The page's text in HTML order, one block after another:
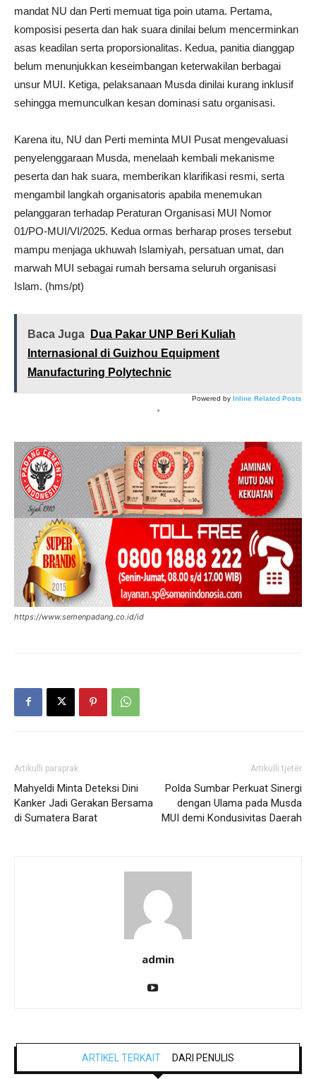
mandat NU dan Perti memuat tiga poin utama. Pertama,
komposisi peserta dan hak suara dinilai belum mencerminkan
asas keadilan serta proporsionalitas. Kedua, panitia dianggap
belum menunjukkan keseimbangan keterwakilan berbagai
unsur MUI. Ketiga, pelaksanaan Musda dinilai kurang inklusif
sehingga memunculkan kesan dominasi satu organisasi.
Karena itu, NU dan Perti meminta MUI Pusat mengevaluasi
penyelenggaraan Musda, menelaah kembali mekanisme
peserta dan hak suara, memberikan klarifikasi resmi, serta
mengambil langkah organisatoris apabila menemukan
pelanggaran terhadap Peraturan Organisasi MUI Nomor
01/PO-MUI/VI/2025. Kedua ormas berharap proses tersebut
mampu menjaga ukhuwah Islamiyah, persatuan umat, dan
marwah MUI sebagai rumah bersama seluruh organisasi
Islam. (hms/pt)
Baca Juga
Dua Pakar UNP Beri Kuliah
Internasional di Guizhou Equipment
Manufacturing Polytechnic
Powered by Inline Related Posts
*
https://www.semenpadang.co.id/id
Artikulli paraprak
Mahyeldi Minta Deteksi Dini
Kanker Jadi Gerakan Bersama
di Sumatera Barat
Artikulli tjetër
Polda Sumbar Perkuat Sinergi
dengan Ulama pada Musda
MUI demi Kondusivitas Daerah
admin
ARTIKEL TERKAIT DARI PENULIS